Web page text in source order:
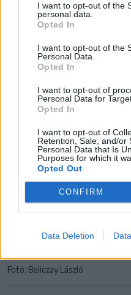
I want to opt-out of the
personal data.
Opted In
I want to opt-out of the
Personal Data.
Opted In
I want to opt-out of
Personal Data for
Opted In
I want to opt-out of
Retention, Sale, and/or
Personal Data that Is
Purposes for which it
Opted Out
CONFIRM
Data Deletion
működtek, hogy ezeket
vitte tovább. Tehát, nem
karrierem a Challenge
mindennapok győzelme
Fotó: Beliczay László